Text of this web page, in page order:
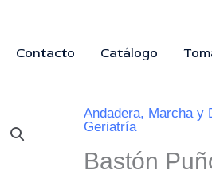
Contacto Catálogo
Andadera, Marcha y
Geriatría
Bastón